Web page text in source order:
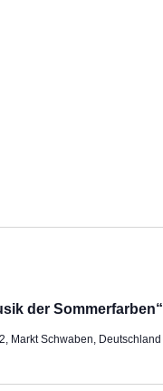
der Sommerfarben“
Markt Schwaben, Deutschland